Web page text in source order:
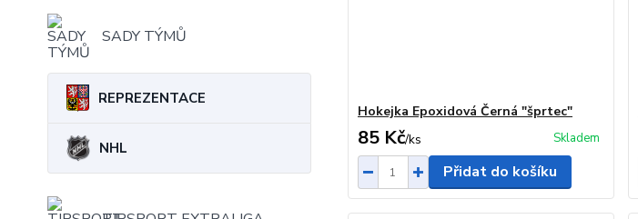
SADY TÝMŮ
REPREZENTACE
NHL
Hokejka Epoxidová Černá "šprtec"
85 Kč/ks Skladem
Přidat do košíku